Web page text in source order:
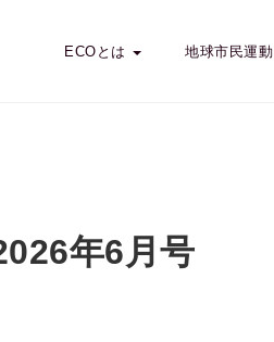
ECOとは 地球市民運動
年6月号